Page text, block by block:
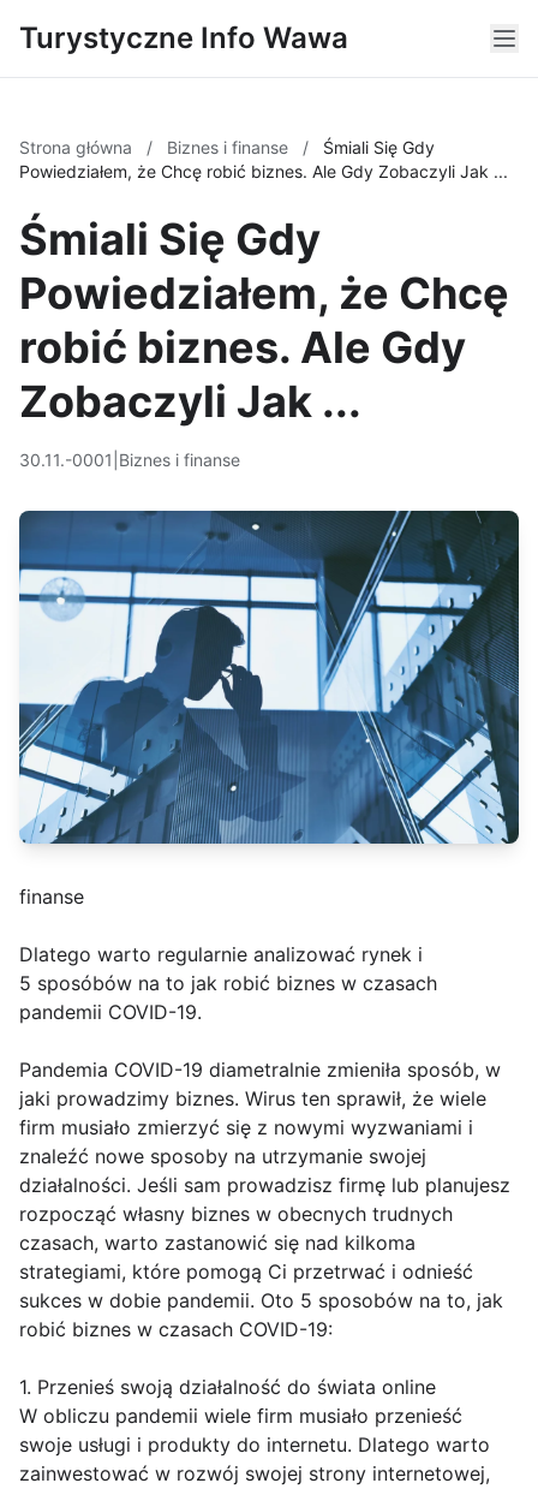
Turystyczne Info Wawa
Strona główna / Biznes i finanse /
Śmiali Się Gdy
Powiedziałem, że Chcę robić biznes. Ale Gdy Zobaczyli Jak ...
Śmiali Się Gdy
Powiedziałem, że Chcę
robić biznes. Ale Gdy
Zobaczyli Jak ...
30.11.-0001 Biznes i finanse
finanse
Dlatego warto regularnie analizować rynek i
5 sposóbów na to jak robić biznes w czasach
pandemii COVID-19.
Pandemia COVID-19 diametralnie zmieniła sposób, w
jaki prowadzimy biznes. Wirus ten sprawił, że wiele
firm musiało zmierzyć się z nowymi wyzwaniami i
znaleźć nowe sposoby na utrzymanie swojej
działalności. Jeśli sam prowadzisz firmę lub planujesz
rozpocząć własny biznes w obecnych trudnych
czasach, warto zastanowić się nad kilkoma
strategiami, które pomogą Ci przetrwać i odnieść
sukces w dobie pandemii. Oto 5 sposobów na to, jak
robić biznes w czasach COVID-19:
1. Przenieś swoją działalność do świata online
W obliczu pandemii wiele firm musiało przenieść
swoje usługi i produkty do internetu. Dlatego warto
zainwestować w rozwój swojej strony internetowej,